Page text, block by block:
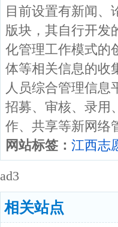
目前设置有新闻、
版块，其自行开发
化管理工作模式的
体等相关信息的收
人员综合管理信息
招募、审核、录用
作、共享等新网络
网站标签： 江西志
ad3
相关站点